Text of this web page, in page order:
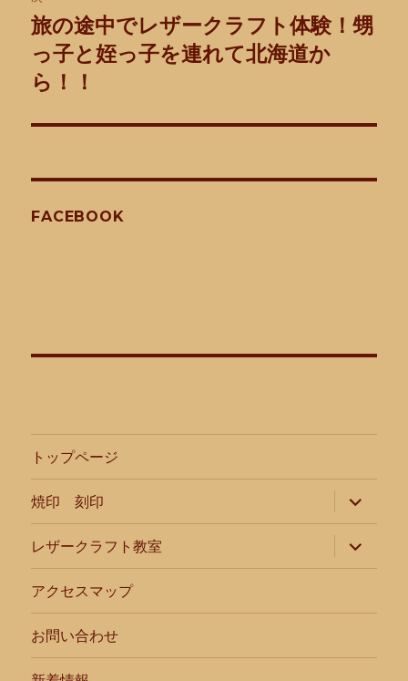
ー
シ
次
の
投
旅の途中でレザークラフト体験！甥
っ子と姪っ子を連れて北海道か
ら！！
FACEBOOK
トップページ
焼印 刻印
ブ
メ
ニ
ュ
ー
開
レザークラフト教室
ブ
メ
ー
開
アクセスマップ
お問い合わせ